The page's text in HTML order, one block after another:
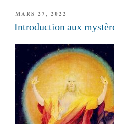
PUBLIÉ
LE
MARS 27, 2022
Introduction aux